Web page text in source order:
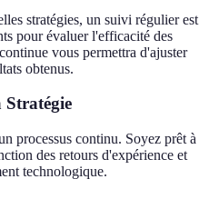
stratégies, un suivi régulier est
pour évaluer l'efficacité des
vous permettra d'ajuster
obtenus.
processus continu. Soyez prêt à
des retours d'expérience et
technologique.